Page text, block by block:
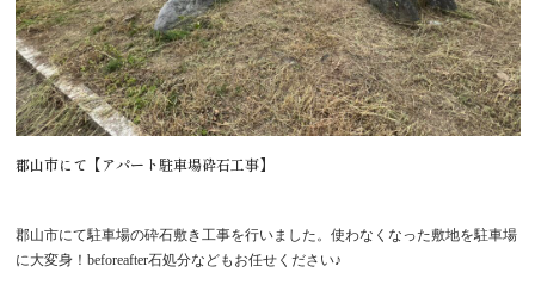
郡山市にて【アパート駐車場砕石工事】
郡山市にて駐車場の砕石敷き工事を行いました。使わなくなった敷地を駐車場
に大変身！beforeafter石処分などもお任せください♪